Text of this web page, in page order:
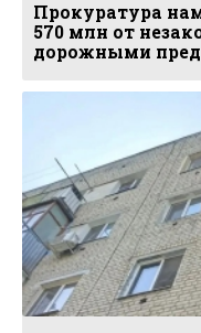
Прокуратура
570 млн от
дорожными